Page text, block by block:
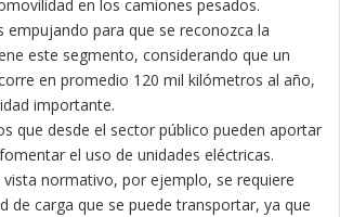
en los camiones pesados.
para que se reconozca la
este segmento, considerando que un
en promedio 120 mil kilómetros al año,
importante.
que desde el sector público pueden aportar
el uso de unidades eléctricas.
normativo, por ejemplo, se requiere
de carga que se puede transportar, ya que